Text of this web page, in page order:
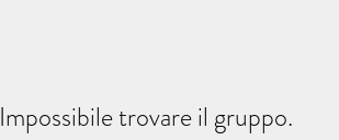
Impossibile trovare il gruppo.